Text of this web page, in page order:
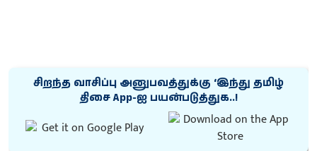
சிறந்த வாசிப்பு அனுபவத்துக்கு ‘இந்து தமிழ்
திசை App-ஐ பயன்படுத்துக..!